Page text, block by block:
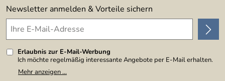
Die Rezepte:
Birnenmusseline
350 ml Birnensaft mit 20 ml Williams Birnenbrand
mischen. 2 gestrichene Prtionslöffel Xanthazoon zugeben
und mit einem Mixstab montieren.
Die Flüssigkeit in einem 0,5 Liter ISI Siphon geben, 1
Newsletter anmelden & Vorteile sichern
Erlaubnis zur E-Mail-Werbung
Ich möchte regelmäßig interessante Angebote per E-Mail erhalten.
Meine E-Mail-Adresse wird nicht an andere Unternehmen
weitergegeben. Zu statistischen Zwecken wird in anonymer Form
Mehr anzeigen ...